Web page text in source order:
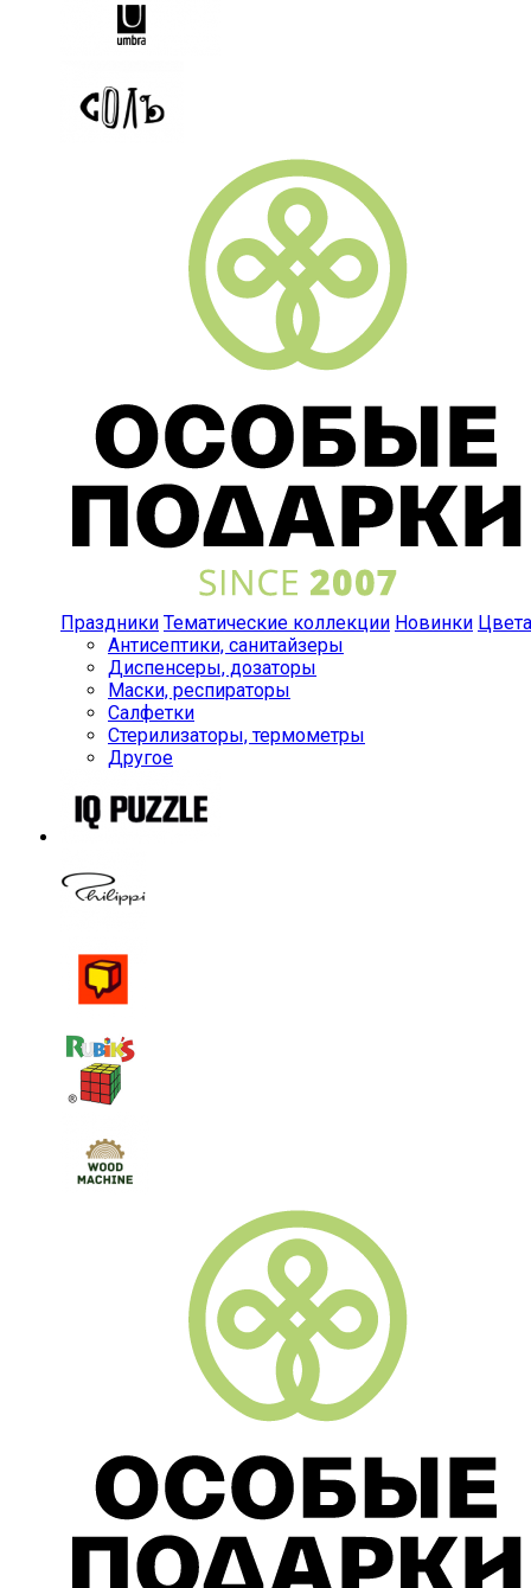
Праздники Тематические коллекции Новинки Цвета
Антисептики, санитайзеры
Диспенсеры, дозаторы
Маски, респираторы
Салфетки
Стерилизаторы, термометры
Другое